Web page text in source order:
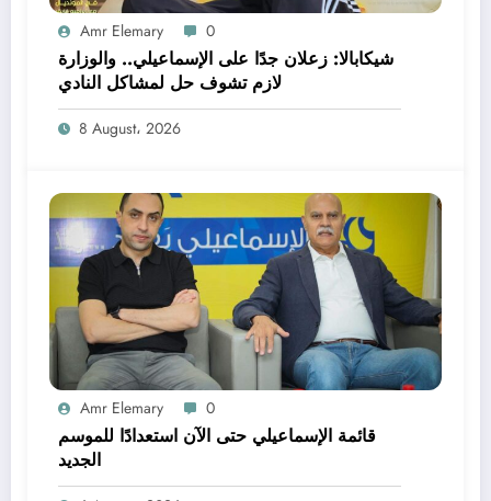
Amr Elemary 0
شيكابالا: زعلان جدًا على الإسماعيلي.. والوزارة
لازم تشوف حل لمشاكل النادي
8 August، 2026
Amr Elemary 0
قائمة الإسماعيلي حتى الآن استعدادًا للموسم
الجديد